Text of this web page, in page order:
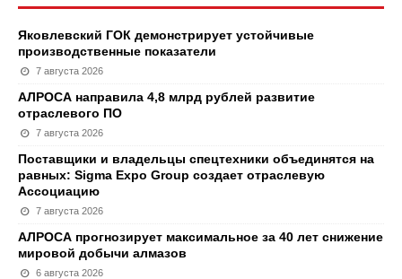
Яковлевский ГОК демонстрирует устойчивые
производственные показатели
7 августа 2026
АЛРОСА направила 4,8 млрд рублей развитие
отраслевого ПО
7 августа 2026
Поставщики и владельцы спецтехники объединятся на
равных: Sigma Expo Group создает отраслевую
Ассоциацию
7 августа 2026
АЛРОСА прогнозирует максимальное за 40 лет снижение
мировой добычи алмазов
6 августа 2026